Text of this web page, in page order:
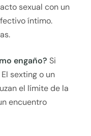
sexual con un
íntimo.
engaño? Si
sexting o un
el límite de la
encuentro